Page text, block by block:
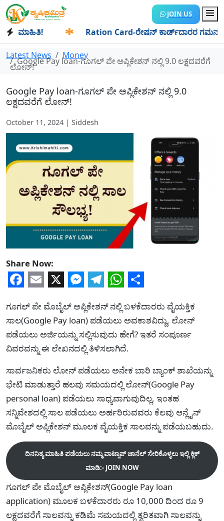
JOIN US
Ration Card-ರೇಷನ್ ಕಾರ್ಡ್‍ದಾರರ ಗಮನಕ್ಕೆ:
Latest News Money
Google Pay loan-ಗೂಗಲ್ ಪೇ ಅಪ್ಲಿಕೇಶನ್ ನಲ್ಲಿ 9.0 ಲಕ್ಷದವರೆಗೆ
ಲೋನ್!
Google Pay loan-ಗೂಗಲ್ ಪೇ ಅಪ್ಲಿಕೇಶನ್ ನಲ್ಲಿ 9.0
ಲಕ್ಷದವರೆಗೆ ಲೋನ್!
October 11, 2024 | Siddesh
Share Now:
Facebook
Email
X Messenger
Telegram
WhatsApp
Share
ಗೂಗಲ್ ಪೇ ಮೊಬೈಲ್ ಅಪ್ಲಿಕೇಶನ್ ನಲ್ಲಿ ಬಳಕೆದಾರರು ವೈಯಕ್ತಿಕ
ಸಾಲ(Google Pay loan) ಪಡೆಯಲು ಅವಕಾಶವಿದ್ದು, ಲೋನ್
ಪಡೆಯಲು ಅರ್ಜಿಯನ್ನು ಸಲ್ಲಿಸುವುದು ಹೇಗೆ? ಇತರೆ ಸಂಪೂರ್ಣ
ವಿವರವನ್ನು ಈ ಲೇಖನದಲ್ಲಿ ತಿಳಿಸಲಾಗಿದೆ.
ಸಾರ್ವಜನಿಕರು ಲೋನ್ ಪಡೆಯಲು ಅನೇಕ ಬಾರಿ ಬ್ಯಾಂಕ್ ಶಾಖೆಯನ್ನು
ಭೇಟಿ ಮಾಡುತ್ತಾರೆ ಹಲವು ಸಮಯದಲ್ಲಿ ಲೋನ್(Google Pay
personal loan) ಪಡೆಯಲು ಸಾಧ್ಯವಾಗುವುದಿಲ್ಲ, ಇಂತಹ
ಸನ್ನಿವೇಶದಲ್ಲಿ ಸಾಲ ಪಡೆಯಲು ಅರ್ಹರಿರುವವರು ಕೆಲವು ಆನ್ಲೈನ್
ಮೊಬೈಲ್ ಅಪ್ಲಿಕೇಶನ್ ಮೂಲಕ ವೈಯಕ್ತಿಕ ಸಾಲವನ್ನು ಪಡೆಯಬಹುದು.
ದಿನನಿತ್ಯ ಮಾಹಿತಿ ಪಡೆಯಲು ನಮ್ಮ ವಾಟ್ಸಾಪ್ ಚಾನೆಲ್ ಸೇರಿಕೊಳ್ಳಲು ಇಲ್ಲಿ ಕ್ಲಿಕ್
ಮಾಡಿ:- JOIN NOW
ಗೂಗಲ್ ಪೇ ಮೊಬೈಲ್ ಅಪ್ಲಿಕೇಶನ್(Google Pay loan
application) ಮೂಲಕ ಬಳಕೆದಾರರು ರೂ 10,000 ದಿಂದ ರೂ 9
ಲಕ್ಷದವರೆಗೆ ಸಾಲವನ್ನು ಕಡಿಮೆ ಸಮಯದಲ್ಲಿ ತ್ವರಿತವಾಗಿ ಸಾಲವನ್ನು